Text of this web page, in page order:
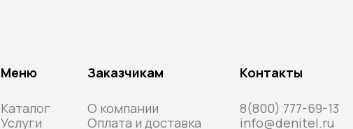
Меню
Каталог
Услуги
Заказчикам
О компании
Оплата и доставка
Контакты
8(800) 777-69-13
info@denitel.ru